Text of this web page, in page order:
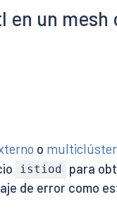
un
o multiclúster
istiod
para
de error como